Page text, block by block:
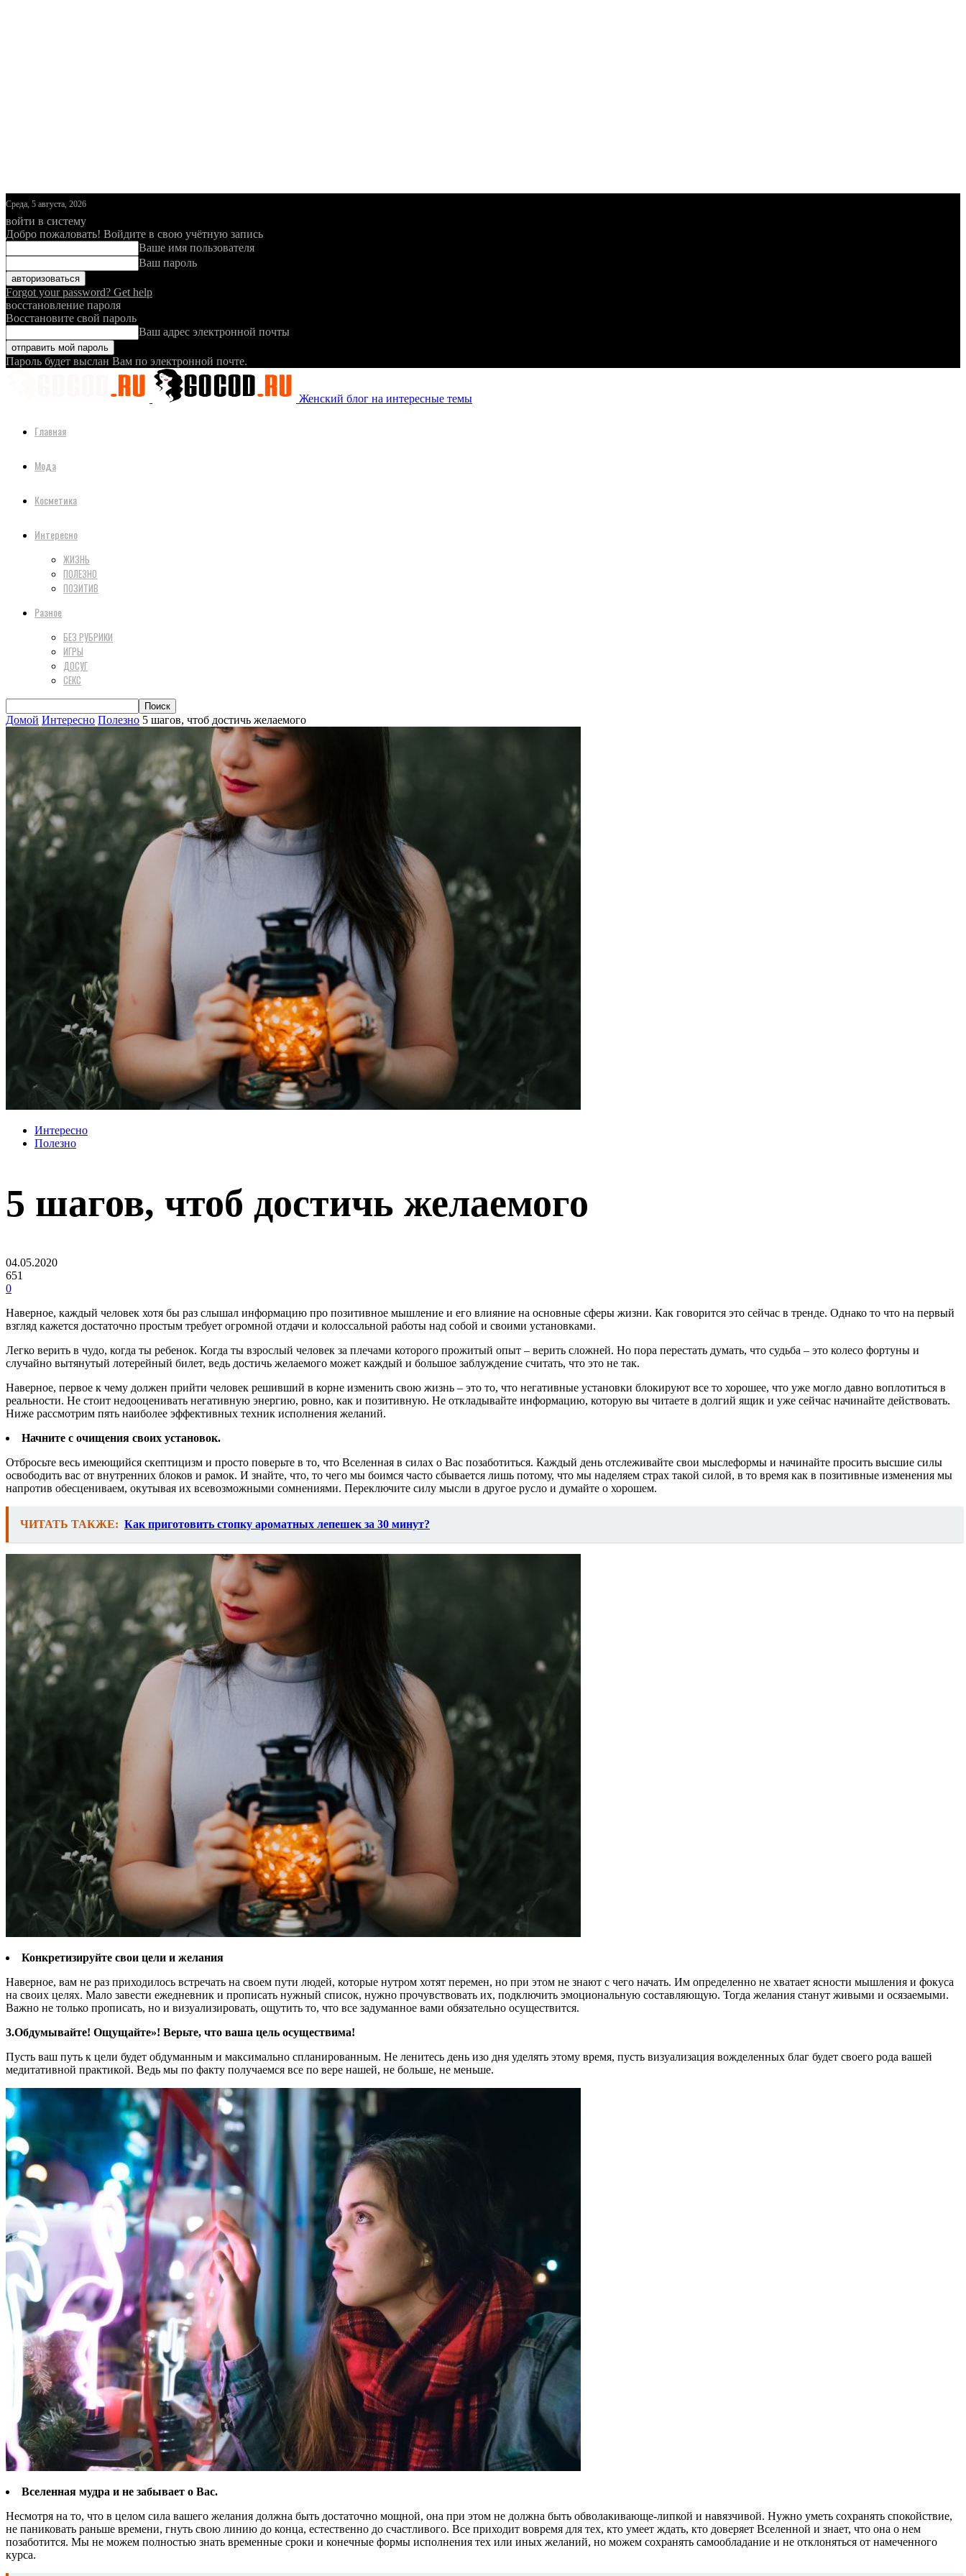
Среда, 5 августа, 2026
войти в систему
Добро пожаловать! Войдите в свою учётную запись
Ваше имя пользователя
Ваш пароль
Forgot your password? Get help
восстановление пароля
Восстановите свой пароль
Ваш адрес электронной почты
Пароль будет выслан Вам по электронной почте.
Женский блог на интересные темы
Главная
Мода
Косметика
Интересно
ЖИЗНЬ
ПОЛЕЗНО
ПОЗИТИВ
Разное
БЕЗ РУБРИКИ
ИГРЫ
ДОСУГ
СЕКС
Домой Интересно Полезно 5 шагов, чтоб достичь желаемого
Интересно
Полезно
5 шагов, чтоб достичь желаемого
04.05.2020
651
0
Наверное, каждый человек хотя бы раз слышал информацию про позитивное мышление и его влияние на основные сферы жизни. Как говорится это сейчас в тренде. Однако то что на первый
взгляд кажется достаточно простым требует огромной отдачи и колоссальной работы над собой и своими установками.
Легко верить в чудо, когда ты ребенок. Когда ты взрослый человек за плечами которого прожитый опыт – верить сложней. Но пора перестать думать, что судьба – это колесо фортуны и
случайно вытянутый лотерейный билет, ведь достичь желаемого может каждый и большое заблуждение считать, что это не так.
Наверное, первое к чему должен прийти человек решивший в корне изменить свою жизнь – это то, что негативные установки блокируют все то хорошее, что уже могло давно воплотиться в
реальности. Не стоит недооценивать негативную энергию, ровно, как и позитивную. Не откладывайте информацию, которую вы читаете в долгий ящик и уже сейчас начинайте действовать.
Ниже рассмотрим пять наиболее эффективных техник исполнения желаний.
Начните с очищения своих установок.
Отбросьте весь имеющийся скептицизм и просто поверьте в то, что Вселенная в силах о Вас позаботиться. Каждый день отслеживайте свои мыслеформы и начинайте просить высшие силы
освободить вас от внутренних блоков и рамок. И знайте, что, то чего мы боимся часто сбывается лишь потому, что мы наделяем страх такой силой, в то время как в позитивные изменения мы
напротив обесцениваем, окутывая их всевозможными сомнениями. Переключите силу мысли в другое русло и думайте о хорошем.
ЧИТАТЬ ТАКЖЕ: Как приготовить стопку ароматных лепешек за 30 минут?
Конкретизируйте свои цели и желания
Наверное, вам не раз приходилось встречать на своем пути людей, которые нутром хотят перемен, но при этом не знают с чего начать. Им определенно не хватает ясности мышления и фокуса
на своих целях. Мало завести ежедневник и прописать нужный список, нужно прочувствовать их, подключить эмоциональную составляющую. Тогда желания станут живыми и осязаемыми.
Важно не только прописать, но и визуализировать, ощутить то, что все задуманное вами обязательно осуществится.
3.Обдумывайте! Ощущайте»! Верьте, что ваша цель осуществима!
Пусть ваш путь к цели будет обдуманным и максимально спланированным. Не ленитесь день изо дня уделять этому время, пусть визуализация вожделенных благ будет своего рода вашей
медитативной практикой. Ведь мы по факту получаемся все по вере нашей, не больше, не меньше.
Вселенная мудра и не забывает о Вас.
Несмотря на то, что в целом сила вашего желания должна быть достаточно мощной, она при этом не должна быть обволакивающе-липкой и навязчивой. Нужно уметь сохранять спокойствие,
не паниковать раньше времени, гнуть свою линию до конца, естественно до счастливого. Все приходит вовремя для тех, кто умеет ждать, кто доверяет Вселенной и знает, что она о нем
позаботится. Мы не можем полностью знать временные сроки и конечные формы исполнения тех или иных желаний, но можем сохранять самообладание и не отклоняться от намеченного
курса.